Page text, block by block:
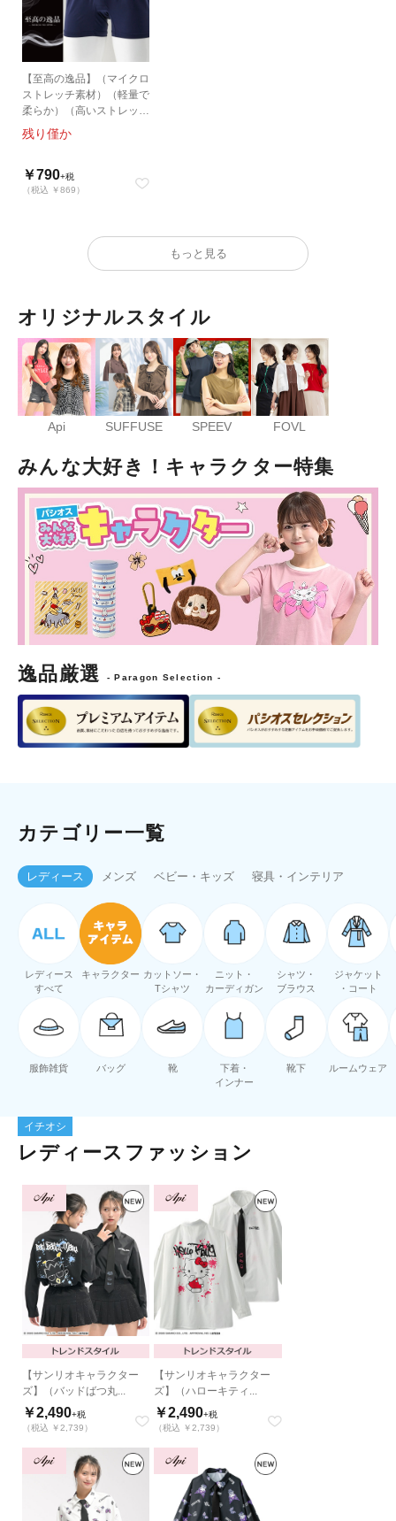
【至高の逸品】（マイクロ
ストレッチ素材）（軽量で
柔らか）（高いストレッチ
性）（高い耐久性）（前開
き）ニットトランクス
残り僅か
￥790+税
（税込 ￥869）
もっと見る
オリジナルスタイル
Api SUFFUSE SPEEV FOVL
みんな大好き！キャラクター特集
逸品厳選 - Paragon Selection -
カテゴリー一覧
レディース メンズ ベビー・キッズ 寝具・インテリア
レディース
すべて
服飾雑貨
キャラクター
バッグ
カットソー・
Tシャツ
靴
ニット・
カーディガン
下着・
インナー
シャツ・
ブラウス
靴下
ジャケット
・コート
ルームウェア
イチオシ
レディースファッション
【サンリオキャラクター
ズ】（バッドばつ丸...
￥2,490+税
（税込 ￥2,739）
【サンリオキャラクター
ズ】（ハローキティ...
￥2,490+税
（税込 ￥2,739）